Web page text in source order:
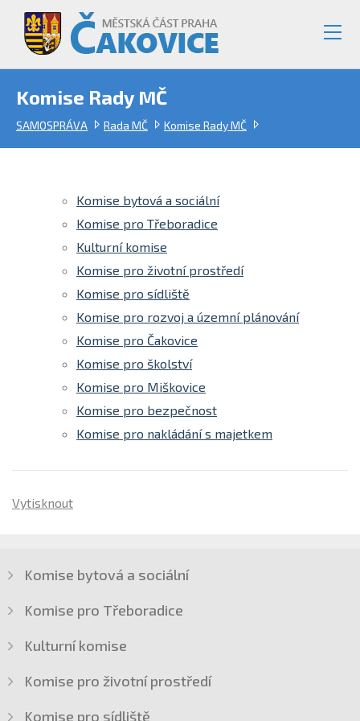
Komise Rady MČ
SAMOSPRÁVA Rada MČ Komise Rady MČ
Komise bytová a sociální
Komise pro Třeboradice
Kulturní komise
Komise pro životní prostředí
Komise pro sídliště
Komise pro rozvoj a územní plánování
Komise pro Čakovice
Komise pro školství
Komise pro Miškovice
Komise pro bezpečnost
Komise pro nakládání s majetkem
Vytisknout
Komise bytová a sociální
Komise pro Třeboradice
Kulturní komise
Komise pro životní prostředí
Komise pro sídliště